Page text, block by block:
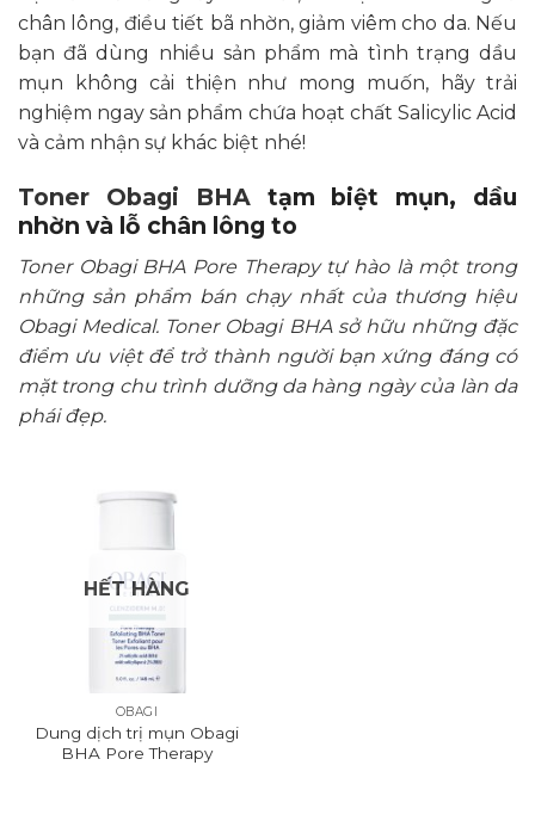
chân lông, điều tiết bã nhờn, giảm viêm cho da. Nếu
bạn đã dùng nhiều sản phẩm mà tình trạng dầu
mụn không cải thiện như mong muốn, hãy trải
nghiệm ngay sản phẩm chứa hoạt chất Salicylic Acid
và cảm nhận sự khác biệt nhé!
Toner Obagi BHAtạm biệt mụn, dầu
nhờn và lỗ chân lông to
Toner Obagi BHA Pore Therapy tự hào là một trong
những sản phẩm bán chạy nhất của thương hiệu
Obagi Medical. Toner Obagi BHA sở hữu những đặc
điểm ưu việt để trở thành người bạn xứng đáng có
mặt trong chu trình dưỡng da hàng ngày của làn da
phái đẹp.
HẾT HÀNG
OBAGI
Dung dịch trị mụn Obagi
BHA Pore Therapy